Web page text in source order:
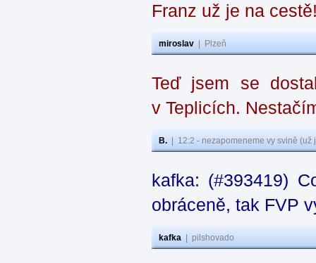
Franz už je na
miroslav Plzeň
Teď jsem se
v Teplicích.
B. 12:2 - nezapomeneme vy svině
kafka: (#393419)
obráceně, tak FVP
kafka pilshovado